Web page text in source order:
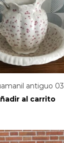
antiguo 03
al carrito